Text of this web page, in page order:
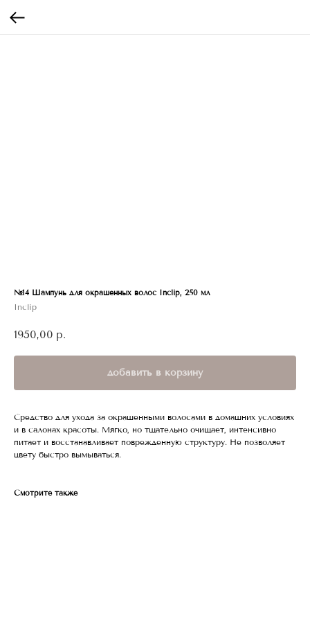
№14 Шампунь для окрашенных волос Inclip, 250 мл
Inclip
1950,00 р.
добавить в корзину
Средство для ухода за окрашенными волосами в домашних условиях
и в салонах красоты. Мягко, но тщательно очищает, интенсивно
питает и восстанавливает поврежденную структуру. Не позволяет
цвету быстро вымываться.
Смотрите также